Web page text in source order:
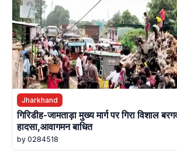
Jharkhand
गिरिडीह-जामताड़ा मुख्य मार्ग पर गिरा विशाल
हादसा,आवागमन बाधित
by 0284518